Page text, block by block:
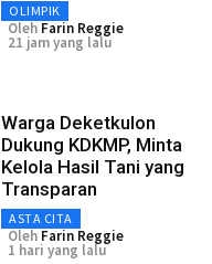
OLIMPIK
Oleh Farin Reggie
21 jam yang lalu
Warga Deketkulon
Dukung KDKMP, Minta
Kelola Hasil Tani yang
Transparan
ASTA CITA
Oleh Farin Reggie
1 hari yang lalu